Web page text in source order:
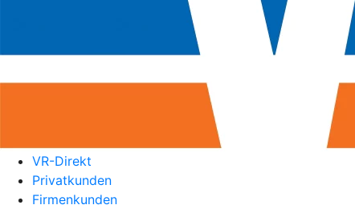
VR-Direkt
Privatkunden
Firmenkunden